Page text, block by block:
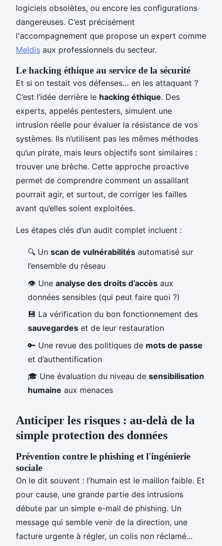
logiciels obsolètes, ou encore les configurations
dangereuses. C’est précisément
l'accompagnement que propose un expert comme
Meldis aux professionnels du secteur.
Le hacking éthique au service de la sécurité
Et si on testait vos défenses… en les attaquant ?
C’est l’idée derrière le hacking éthique. Des
experts, appelés pentesters, simulent une
intrusion réelle pour évaluer la résistance de vos
systèmes. Ils n’utilisent pas les mêmes méthodes
qu’un pirate, mais leurs objectifs sont similaires :
trouver une brèche. Cette approche proactive
permet de comprendre comment un assaillant
pourrait agir, et surtout, de corriger les failles
avant qu’elles soient exploitées.
Les étapes clés d’un audit complet incluent :
🔍 Un scan de vulnérabilités automatisé sur
l’ensemble du réseau
👁️ Une analyse des droits d’accès aux
données sensibles (qui peut faire quoi ?)
💾 La vérification du bon fonctionnement des
sauvegardes et de leur restauration
🔑 Une revue des politiques de mots de passe
et d’authentification
🎓 Une évaluation du niveau de sensibilisation
humaine aux menaces
Anticiper les risques : au-delà de la
simple protection des données
Prévention contre le phishing et l'ingénierie
sociale
On le dit souvent : l’humain est le maillon faible. Et
pour cause, une grande partie des intrusions
débute par un simple e-mail de phishing. Un
message qui semble venir de la direction, une
facture urgente à régler, un colis non réclamé…